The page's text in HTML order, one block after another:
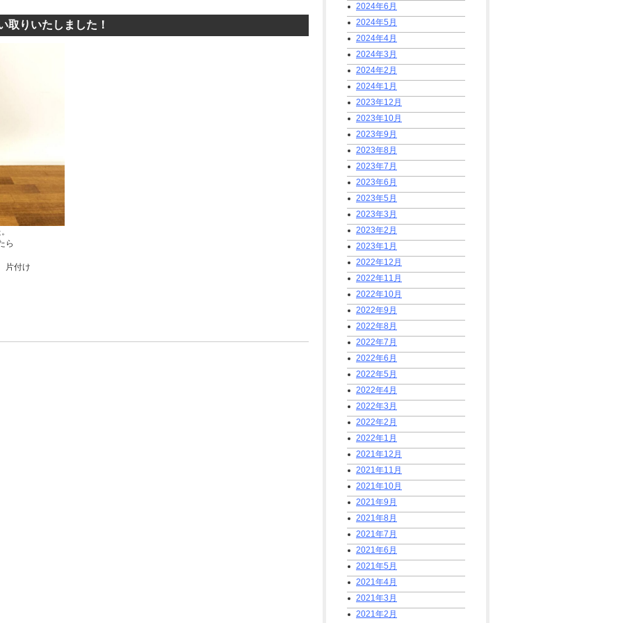
りいたしました！
ら
付け
2024年6月
2024年5月
2024年4月
2024年3月
2024年2月
2024年1月
2023年12月
2023年10月
2023年9月
2023年8月
2023年7月
2023年6月
2023年5月
2023年3月
2023年2月
2023年1月
2022年12月
2022年11月
2022年10月
2022年9月
2022年8月
2022年7月
2022年6月
2022年5月
2022年4月
2022年3月
2022年2月
2022年1月
2021年12月
2021年11月
2021年10月
2021年9月
2021年8月
2021年7月
2021年6月
2021年5月
2021年4月
2021年3月
2021年2月